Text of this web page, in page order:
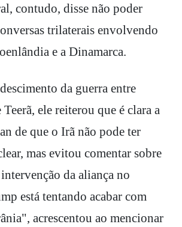
contudo, disse não poder
trilaterais envolvendo
e a Dinamarca.
da guerra entre
ele reiterou que é clara a
de que o Irã não pode ter
mas evitou comentar sobre
da aliança no
está tentando acabar com
acrescentou ao mencionar